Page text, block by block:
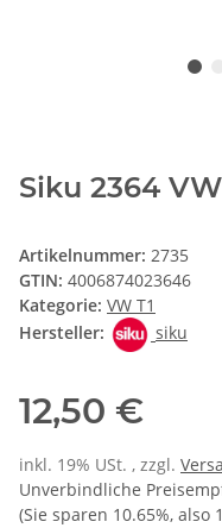
Siku 2364
Artikelnummer: 2735
GTIN: 4006874023646
Kategorie: VW T1
Hersteller:
siku
12,50 €
inkl. 19% USt. , zzgl.
Unverbindliche
(Sie sparen 10.65%, also